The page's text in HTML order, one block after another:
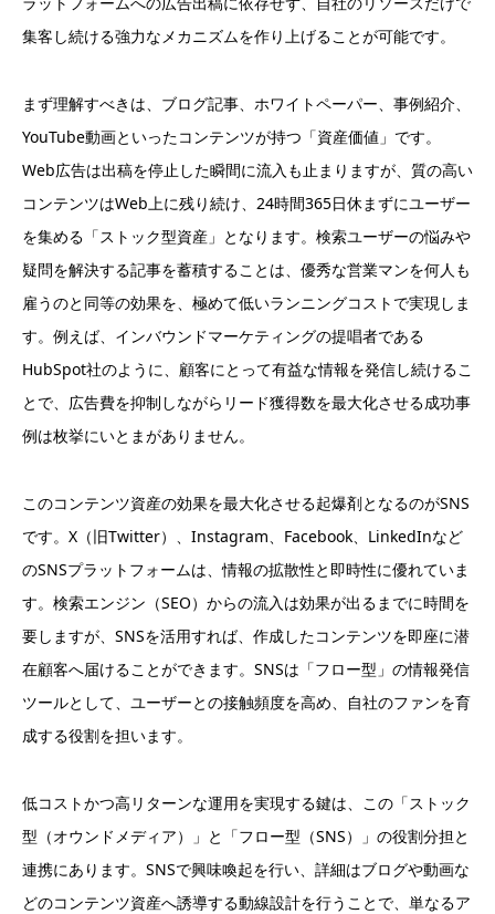
集客し続ける強力なメカニズムを作り上げることが可能です。
まず理解すべきは、ブログ記事、ホワイトペーパー、事例紹介、
YouTube動画といったコンテンツが持つ「資産価値」です。
Web広告は出稿を停止した瞬間に流入も止まりますが、質の高い
コンテンツはWeb上に残り続け、24時間365日休まずにユーザー
を集める「ストック型資産」となります。検索ユーザーの悩みや
疑問を解決する記事を蓄積することは、優秀な営業マンを何人も
雇うのと同等の効果を、極めて低いランニングコストで実現しま
す。例えば、インバウンドマーケティングの提唱者である
HubSpot社のように、顧客にとって有益な情報を発信し続けるこ
とで、広告費を抑制しながらリード獲得数を最大化させる成功事
例は枚挙にいとまがありません。
このコンテンツ資産の効果を最大化させる起爆剤となるのがSNS
です。X（旧Twitter）、Instagram、Facebook、LinkedInなど
のSNSプラットフォームは、情報の拡散性と即時性に優れていま
す。検索エンジン（SEO）からの流入は効果が出るまでに時間を
要しますが、SNSを活用すれば、作成したコンテンツを即座に潜
在顧客へ届けることができます。SNSは「フロー型」の情報発信
ツールとして、ユーザーとの接触頻度を高め、自社のファンを育
成する役割を担います。
低コストかつ高リターンな運用を実現する鍵は、この「ストック
型（オウンドメディア）」と「フロー型（SNS）」の役割分担と
連携にあります。SNSで興味喚起を行い、詳細はブログや動画な
どのコンテンツ資産へ誘導する動線設計を行うことで、単なるア